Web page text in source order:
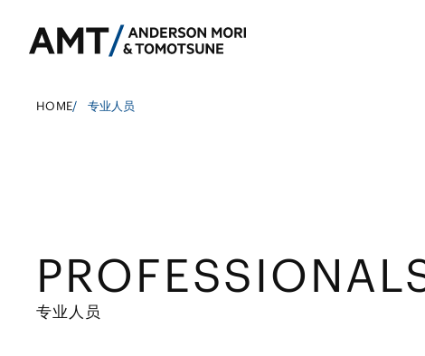
公司法务
银行
东亚名古屋
HOME/ 专业人员
专业人员